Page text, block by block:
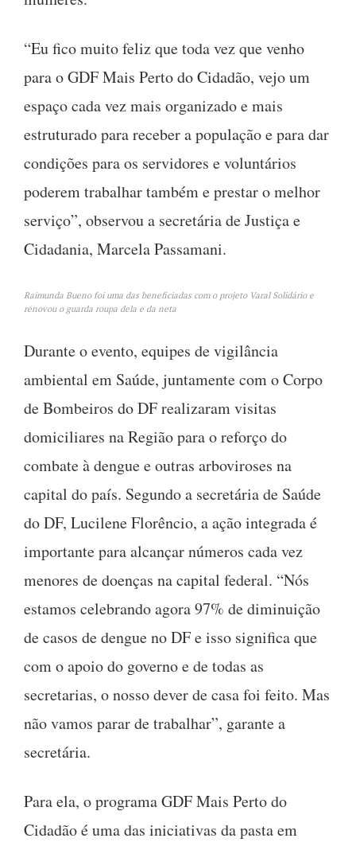
“Eu fico muito feliz que toda vez que venho
para o GDF Mais Perto do Cidadão, vejo um
espaço cada vez mais organizado e mais
estruturado para receber a população e para dar
condições para os servidores e voluntários
poderem trabalhar também e prestar o melhor
serviço”, observou a secretária de Justiça e
Cidadania, Marcela Passamani.
Raimunda Bueno foi uma das beneficiadas com o projeto Varal Solidário e
renovou o guarda roupa dela e da neta
Durante o evento, equipes de vigilância
ambiental em Saúde, juntamente com o Corpo
de Bombeiros do DF realizaram visitas
domiciliares na Região para o reforço do
combate à dengue e outras arboviroses na
capital do país. Segundo a secretária de Saúde
do DF, Lucilene Florêncio, a ação integrada é
importante para alcançar números cada vez
menores de doenças na capital federal. “Nós
estamos celebrando agora 97% de diminuição
de casos de dengue no DF e isso significa que
com o apoio do governo e de todas as
secretarias, o nosso dever de casa foi feito. Mas
não vamos parar de trabalhar”, garante a
secretária.
Para ela, o programa GDF Mais Perto do
Cidadão é uma das iniciativas da pasta em